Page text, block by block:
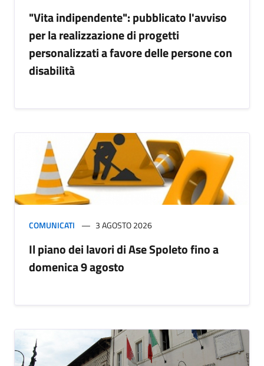
"Vita indipendente": pubblicato l'avviso
per la realizzazione di progetti
personalizzati a favore delle persone con
disabilità
COMUNICATI 3 AGOSTO 2026
Il piano dei lavori di Ase Spoleto fino a
domenica 9 agosto